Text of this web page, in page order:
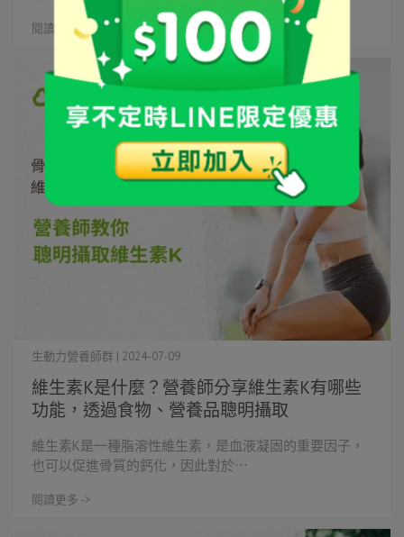
閱讀更多 ->
維生素K是什麼？營養師分享維生素K有哪些
功能，透過食物、營養品聰明攝取
生動力營養師群 | 2024-07-09
維生素K是一種脂溶性維生素，是血液凝固的重要因子，
也可以促進骨質的鈣化，因此對於⋯
閱讀更多 ->